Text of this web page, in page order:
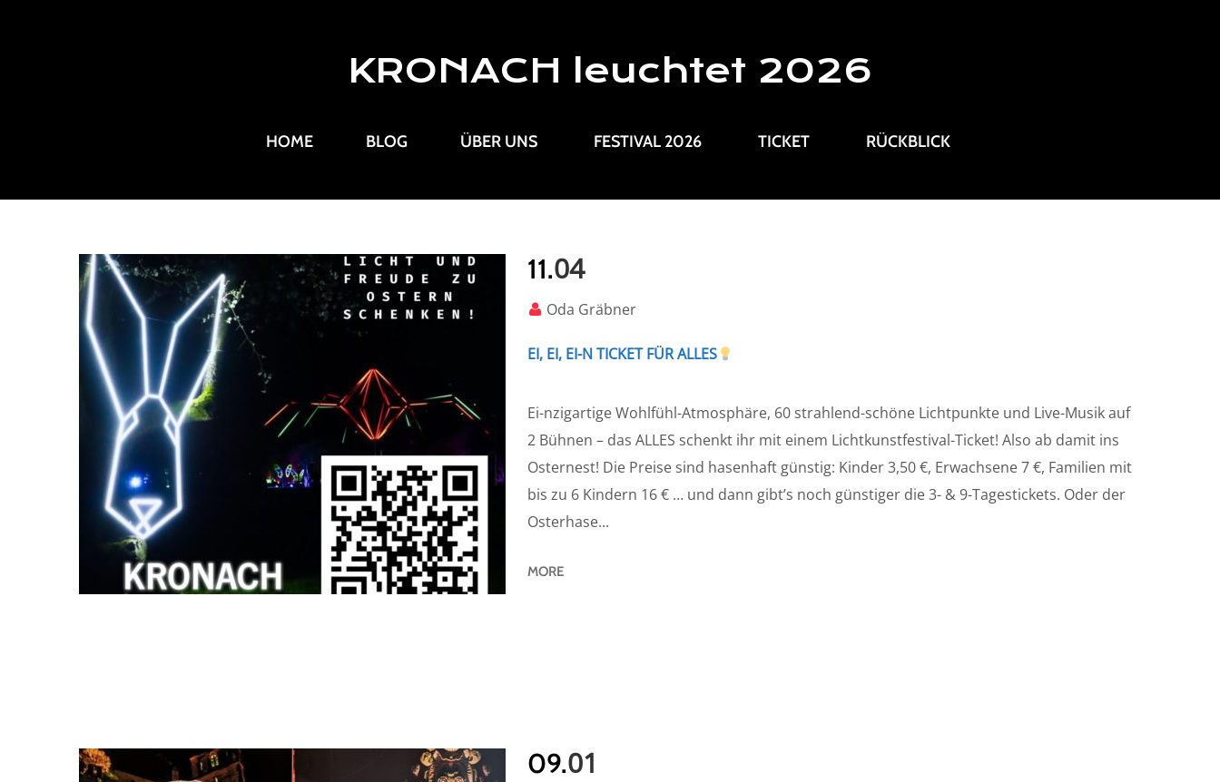
KRONACH leuchtet 2026
HOME BLOG ÜBER UNS FESTIVAL 2026 TICKET RÜCKBLICK
11.04
Oda Gräbner
EI, EI, EI-N TICKET FÜR ALLES
Ei-nzigartige Wohlfühl-Atmosphäre, 60 strahlend-schöne Lichtpunkte und Live-Musik auf
2 Bühnen – das ALLES schenkt ihr mit einem Lichtkunstfestival-Ticket! Also ab damit ins
Osternest! Die Preise sind hasenhaft günstig: Kinder 3,50 €, Erwachsene 7 €, Familien mit
bis zu 6 Kindern 16 € … und dann gibt’s noch günstiger die 3- & 9-Tagestickets. Oder der
Osterhase...
MORE
09.01